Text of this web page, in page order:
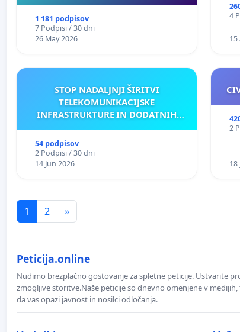
1 181 podpisov
7 Podpisi / 30 dni
26 May 2026
4
15
STOP NADALJNJI ŠIRITVI
TELEKOMUNIKACIJSKE
INFRASTRUKTURE IN DODATNIH
54 podpisov
2 Podpisi / 30 dni
14 Jun 2026
2
18
1 2 »
Peticija.online
Nudimo brezplačno gostovanje za spletne peticije. Ustvarite
zmogljive storitve.Naše peticije so dnevno omenjene v
da vas opazi javnost in nosilci odločanja.